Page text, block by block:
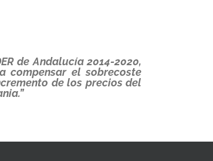
de Andalucía 2014-2020,
compensar el sobrecoste
de los precios del